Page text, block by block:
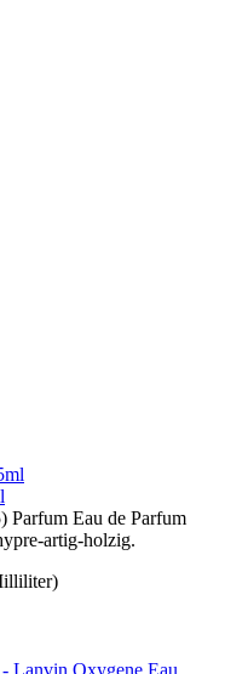
Eau de Parfum
artig-holzig.